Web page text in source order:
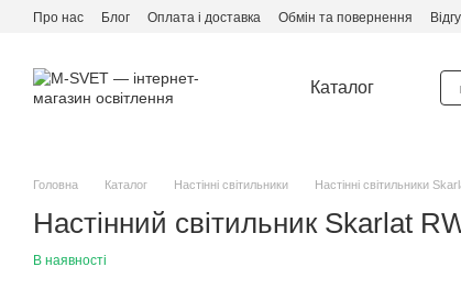
Перейти до основного контенту
Про нас Блог Оплата і доставка Обмін та повернення
Каталог
Головна Каталог Настінні світильники Настінні світильники
Настінний світильник Skarlat
В наявності